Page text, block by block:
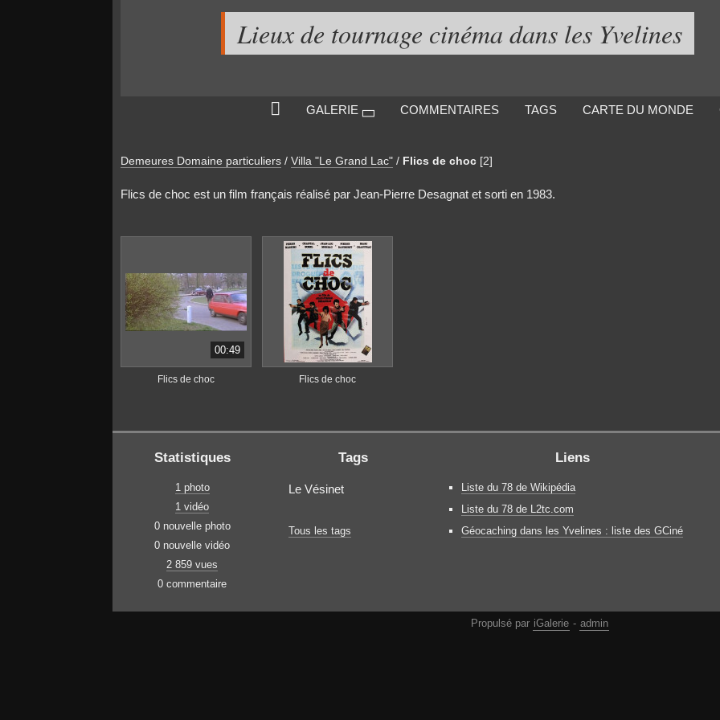
Lieux de tournage cinéma dans les Yvelines
GALERIE COMMENTAIRES TAGS CARTE DU MONDE
Demeures Domaine particuliers / Villa "Le Grand Lac" / Flics de choc [2]
Flics de choc est un film français réalisé par Jean-Pierre Desagnat et sorti en 1983.
00:49
Flics de choc Flics de choc
Statistiques
1 photo
1 vidéo
0 nouvelle photo
0 nouvelle vidéo
2 859 vues
0 commentaire
Tags
Le Vésinet
Tous les tags
Liens
Liste du 78 de Wikipédia
Liste du 78 de L2tc.com
Géocaching dans les Yvelines : liste des GCiné
Propulsé par iGalerie - admin